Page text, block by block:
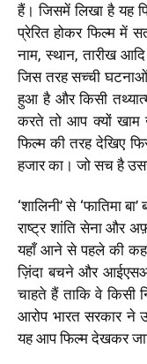
हैं। जिसमें लिखा है यह
प्रेरित होकर फिल्म में
नाम, स्थान, तारीख
जिस तरह सच्ची
हुआ है और किसी
करते तो आप क्यों खाम
फिल्म की तरह देखिए
हजार का। जो सच है
‘शालिनी’ से ‘फातिमा
राष्ट्र शांति सेना और
यहाँ आने से पहले की
ज़िंदा बचने और
चाहते हैं ताकि वे किसी
आरोप भारत सरकार
यह आप फिल्म देखकर